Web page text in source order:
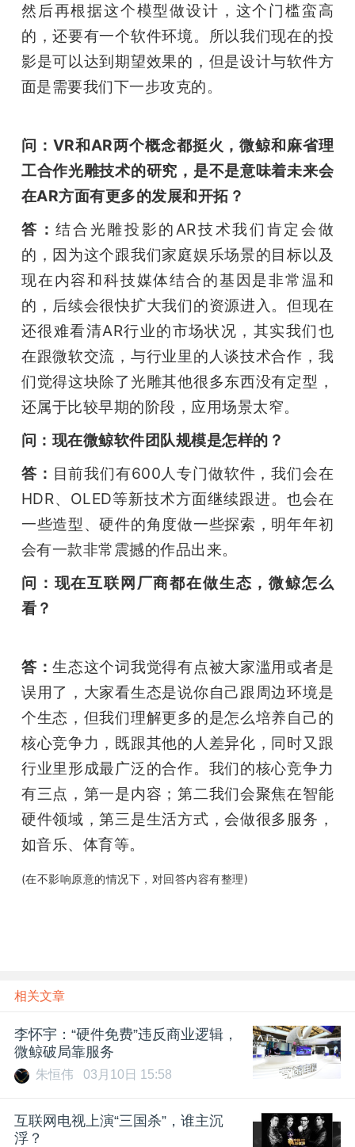
然后再根据这个模型做设计，这个门槛蛮高
的，还要有一个软件环境。所以我们现在的投
影是可以达到期望效果的，但是设计与软件方
面是需要我们下一步攻克的。
问：VR和AR两个概念都挺火，微鲸和麻省理
工合作光雕技术的研究，是不是意味着未来会
在AR方面有更多的发展和开拓？
答：结合光雕投影的AR技术我们肯定会做
的，因为这个跟我们家庭娱乐场景的目标以及
现在内容和科技媒体结合的基因是非常温和
的，后续会很快扩大我们的资源进入。但现在
还很难看清AR行业的市场状况，其实我们也
在跟微软交流，与行业里的人谈技术合作，我
们觉得这块除了光雕其他很多东西没有定型，
还属于比较早期的阶段，应用场景太窄。
问：现在微鲸软件团队规模是怎样的？
答： 目前我们有600人专门做软件，我们会在
HDR、OLED等新技术方面继续跟进。也会在
一些造型、硬件的角度做一些探索，明年年初
会有一款非常震撼的作品出来。
问：现在互联网厂商都在做生态，微鲸怎么
看？
答：生态这个词我觉得有点被大家滥用或者是
误用了，大家看生态是说你自己跟周边环境是
个生态，但我们理解更多的是怎么培养自己的
核心竞争力，既跟其他的人差异化，同时又跟
行业里形成最广泛的合作。我们的核心竞争力
有三点，第一是内容；第二我们会聚焦在智能
硬件领域，第三是生活方式，会做很多服务，
如音乐、体育等。
(在不影响原意的情况下，对回答内容有整理)
相关文章
李怀宇：“硬件免费”违反商业逻辑，
微鲸破局靠服务
朱恒伟 03月10日 15:58
互联网电视上演“三国杀”，谁主沉
浮？